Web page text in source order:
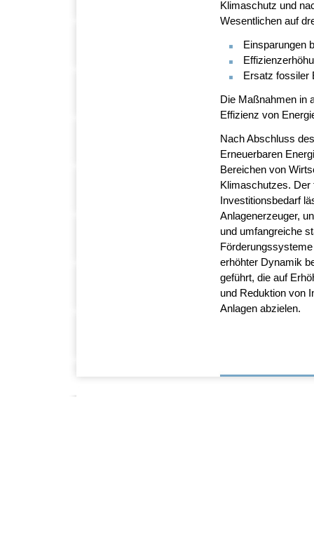
Klimaschutz und
Wesentlichen auf
Einsparungen
Ersatz fossiler
Die Maßnahmen in
Effizienz von
Nach Abschluss
Erneuerbaren
Bereichen von
Klimaschutzes. Der
Investitionsbedarf
Anlagenerzeuger,
und umfangreiche
erhöhter Dynamik
geführt, die auf
und Reduktion von
Anlagen abzielen.